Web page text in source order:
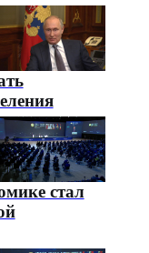
стал